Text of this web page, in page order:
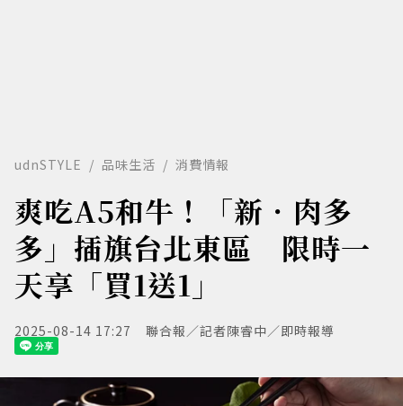
udnSTYLE 品味生活 消費情報
爽吃A5和牛！「新．肉多
多」插旗台北東區 限時一
天享「買1送1」
2025-08-14 17:27 聯合報／記者陳睿中／即時報導